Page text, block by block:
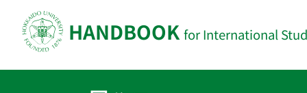
HANDBOOK for International